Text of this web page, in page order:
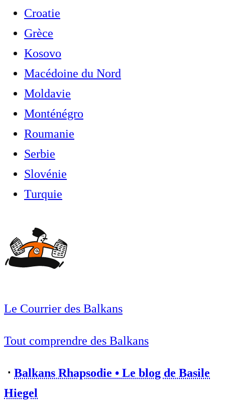
Croatie
Grèce
Kosovo
Macédoine du Nord
Moldavie
Monténégro
Roumanie
Serbie
Slovénie
Turquie
Le Courrier des Balkans
Tout comprendre des Balkans
⋅ Balkans Rhapsodie • Le blog de Basile
Hiegel